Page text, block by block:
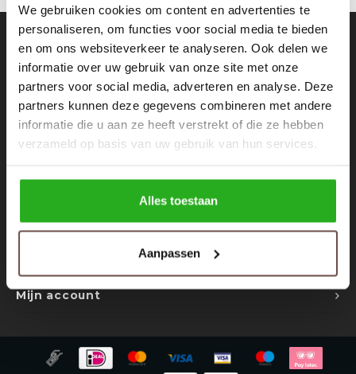
We gebruiken cookies om content en advertenties te
personaliseren, om functies voor social media te bieden
en om ons websiteverkeer te analyseren. Ook delen we
informatie over uw gebruik van onze site met onze
partners voor social media, adverteren en analyse. Deze
partners kunnen deze gegevens combineren met andere
informatie die u aan ze heeft verstrekt of die ze hebben
verzameld op basis van uw gebruik van hun services.
Alles toestaan
Aanpassen
Rokken
Tassen
Tops
Jumpsuites
Hoodies
Body's
Tracksuits
Sweaters
Schoenen
Accessoires
Underwear
Jassen
Tracksuits
Bodywarmers
Trackpants
Overhemden
Contact
Nieuwsbrief
Ontvang de laatste updates, nieuws en aanbiedingen via email
Volg ons
Mijn account